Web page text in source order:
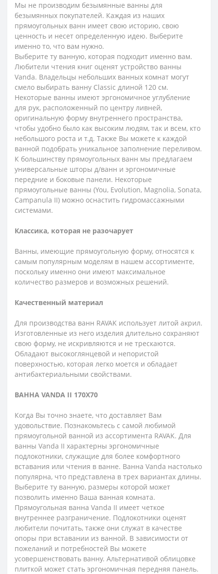
Мы не производим безымянные ванны для
безымянных покупателей. Каждая из наших
прямоугольных ванн имеет свою историю, свою
ценность и несет определенную идею. Выберите
именно то, что вам нужно.
Выберите ту ванную, которая подходит именно вам.
Любители чтения книг оценят устройство ванны
Vanda. Владельцы небольших ванных комнат могут
смело выбирать ванну Classic длиной 120 см.
Некоторые ванны имеют эргономичное углубление
для рук, расположенный по центру ливней,
оригинальную форму внутреннего пространства,
чтобы удобно было как высоким людям, так и всем, кто
небольшого роста и т.д. Также Вы можете к каждой
ванной подобрать уникальное заполнение переливом.
К большинству прямоугольных ванн мы предлагаем
универсальные шторы д/ванн и эргономичные
передние и боковые панели. Некоторые
прямоугольные ванны (You, Evolution, Magnolia, Sonata,
Campanula II) можно оснастить гидромассажными
системами.
Классика, которая не разочарует
Ванны, имеющие прямоугольную форму, относятся к
самым популярным моделям в нашем ассортименте,
поскольку именно они имеют максимальное
количество размеров и возможных решений.
Качественный материал
Для производства ванн RAVAK использует литой акрил.
Изготовленные из него изделия длительно сохраняют
свою форму, не искривляются и не трескаются.
Обладают высокоглянцевой и непористой
поверхностью, которая легко моется и обладает
антибактериальными свойствами.
ВАННА VANDA II 170X70
Когда Вы точно знаете, что доставляет Вам
удовольствие. Познакомьтесь с самой любимой
прямоугольной ванной из ассортимента RAVAK. Для
ванны Vanda II характерны эргономичные
подлокотники, служащие для более комфортного
вставания или чтения в ванне. Ванна Vanda настолько
популярна, что представлена ​​в трех вариантах длины.
Выберите ту ванную, размеры которой может
позволить именно Ваша ванная комната.
Прямоугольная ванна Vanda II имеет четкое
внутреннее разграничение. Подлокотники оценят
любители почитать, также они служат в качестве
опоры при вставании из ванной. В зависимости от
пожеланий и потребностей Вы можете
усовершенствовать ванну. Альтернативой облицовке
плиткой может стать эргономичная передняя панель.